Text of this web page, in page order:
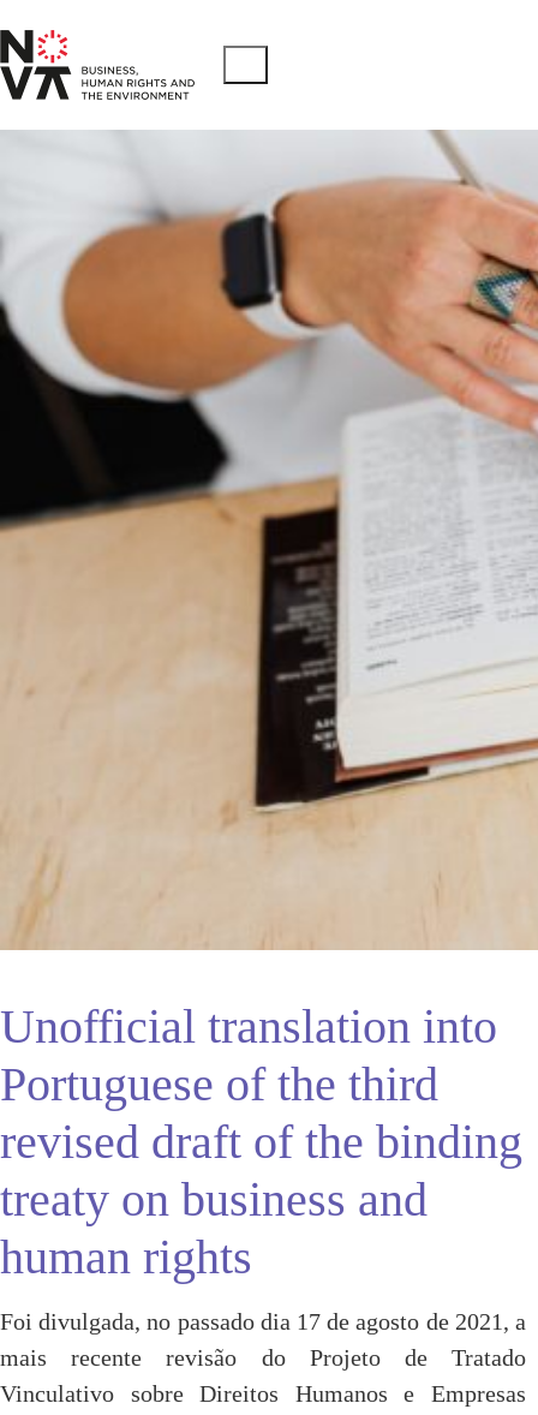
Unofficial translation into
Portuguese of the third
revised draft of the binding
treaty on business and
human rights
Foi divulgada, no passado dia 17 de agosto de 2021, a
mais recente revisão do Projeto de Tratado
Vinculativo sobre Direitos Humanos e Empresas